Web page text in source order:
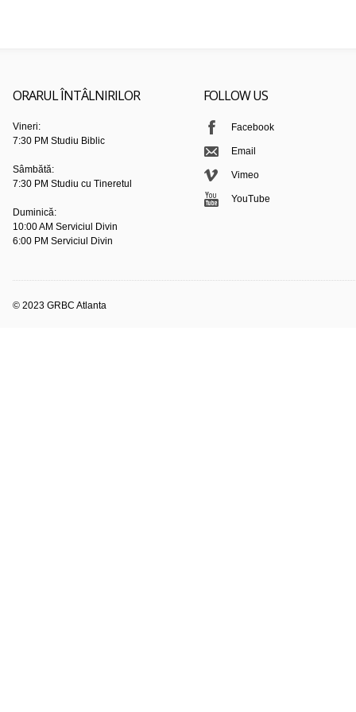
ORARUL ÎNTÂLNIRILOR
Vineri:
7:30 PM Studiu Biblic
Sâmbătă:
7:30 PM Studiu cu Tineretul
Duminică:
10:00 AM Serviciul Divin
6:00 PM Serviciul Divin
FOLLOW US
Facebook
Email
Vimeo
YouTube
© 2023 GRBC Atlanta